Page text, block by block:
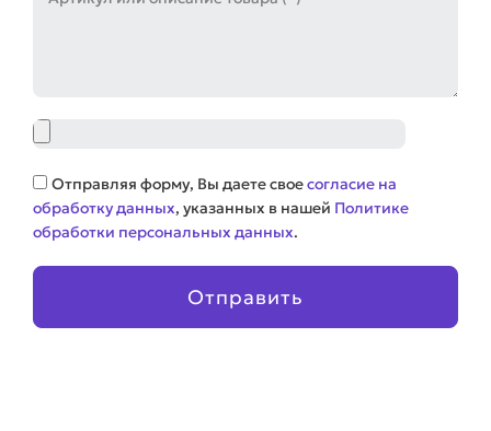
Файл
Соглашение
Отправляя форму, Вы даете своесогласие на
обработку данных, указанных в нашей Политике
обработки персональных данных.
Отправить